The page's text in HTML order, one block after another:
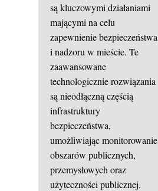
są kluczowymi działaniami
mającymi na celu
zapewnienie bezpieczeństwa
i nadzoru w mieście. Te
zaawansowane
technologicznie rozwiązania
są nieodłączną częścią
infrastruktury
bezpieczeństwa,
umożliwiając monitorowanie
obszarów publicznych,
przemysłowych oraz
użyteczności publicznej.